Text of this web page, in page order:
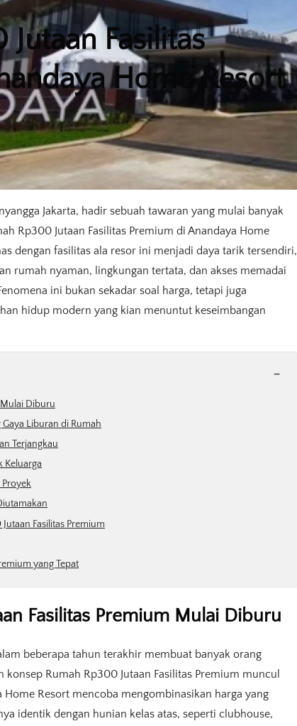
Fasilitas
Home Resort
Jakarta, hadir sebuah tawaran yang mulai banyak
Rp300 Jutaan Fasilitas Premium di Anandaya Home
dengan fasilitas ala resor ini menjadi daya tarik tersendiri,
rumah nyaman, lingkungan tertata, dan akses memadai
ini bukan sekadar soal harga, tetapi juga
hidup modern yang kian menuntut keseimbangan
-
Diburu
Liburan di Rumah
Terjangkau
Keluarga
Proyek
Fasilitas Premium
yang Tepat
Fasilitas Premium Mulai Diburu
beberapa tahun terakhir membuat banyak orang
Rumah Rp300 Jutaan Fasilitas Premium muncul
Resort mencoba mengombinasikan harga yang
identik dengan hunian kelas atas, seperti clubhouse,